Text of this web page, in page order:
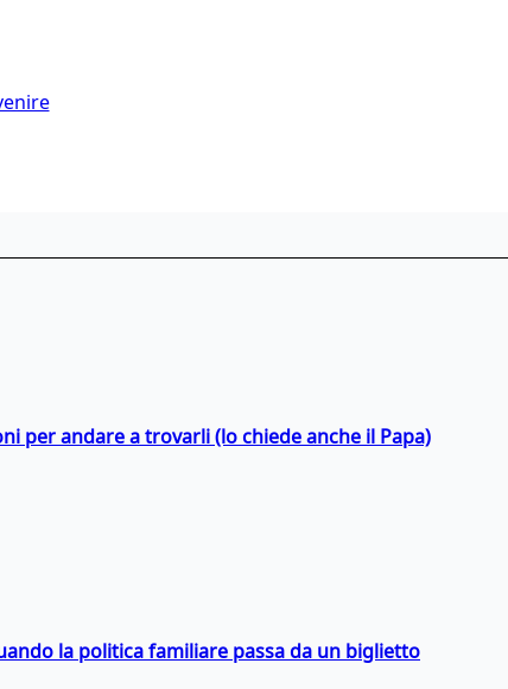
per andare a trovarli (lo chiede anche il Papa)
la politica familiare passa da un biglietto